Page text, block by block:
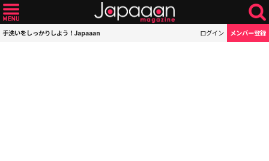
手洗いをしっかりしよう！Japaaan ログイン メンバー登録